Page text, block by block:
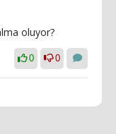
oluyor?
0 0